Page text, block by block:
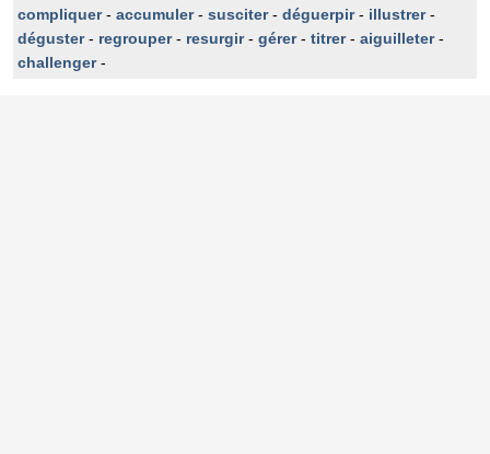
compliquer- accumuler- susciter- déguerpir- illustrer-
déguster- regrouper- resurgir- gérer- titrer- aiguilleter-
challenger-